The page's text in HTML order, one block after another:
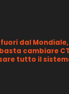
dal
cambiare
tutto il